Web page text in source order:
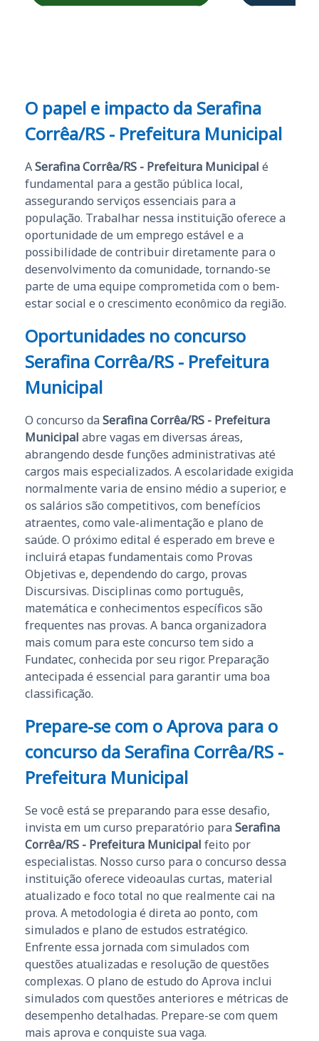
O papel e impacto da Serafina
Corrêa/RS - Prefeitura Municipal
ASerafina Corrêa/RS - Prefeitura Municipal é
fundamental para a gestão pública local,
assegurando serviços essenciais para a
população. Trabalhar nessa instituição oferece a
oportunidade de um emprego estável e a
possibilidade de contribuir diretamente para o
desenvolvimento da comunidade, tornando-se
parte de uma equipe comprometida com o bem-
estar social e o crescimento econômico da região.
Oportunidades no concurso
Serafina Corrêa/RS - Prefeitura
Municipal
O concurso da Serafina Corrêa/RS - Prefeitura
Municipal abre vagas em diversas áreas,
abrangendo desde funções administrativas até
cargos mais especializados. A escolaridade exigida
normalmente varia de ensino médio a superior, e
os salários são competitivos, com benefícios
atraentes, como vale-alimentação e plano de
saúde. O próximo edital é esperado em breve e
incluirá etapas fundamentais como Provas
Objetivas e, dependendo do cargo, provas
Discursivas. Disciplinas como português,
matemática e conhecimentos específicos são
frequentes nas provas. A banca organizadora
mais comum para este concurso tem sido a
Fundatec, conhecida por seu rigor. Preparação
antecipada é essencial para garantir uma boa
classificação.
Prepare-se com o Aprova para o
concurso da Serafina Corrêa/RS -
Prefeitura Municipal
Se você está se preparando para esse desafio,
invista em um curso preparatório para Serafina
Corrêa/RS - Prefeitura Municipal feito por
especialistas. Nosso curso para o concurso dessa
instituição oferece videoaulas curtas, material
atualizado e foco total no que realmente cai na
prova. A metodologia é direta ao ponto, com
simulados e plano de estudos estratégico.
Enfrente essa jornada com simulados com
questões atualizadas e resolução de questões
complexas. O plano de estudo do Aprova inclui
simulados com questões anteriores e métricas de
desempenho detalhadas. Prepare-se com quem
mais aprova e conquiste sua vaga.